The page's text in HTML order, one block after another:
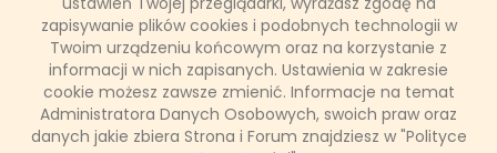
zapisywanie plików cookies i podobnych technologii w
Twoim urządzeniu końcowym oraz na korzystanie z
informacji w nich zapisanych. Ustawienia w zakresie
cookie możesz zawsze zmienić. Informacje na temat
Administratora Danych Osobowych, swoich praw oraz
danych jakie zbiera Strona i Forum znajdziesz w "Polityce
20 grudnia 2017, 07:45
(0 komentarzy)
CZYTAJ WIĘCEJ